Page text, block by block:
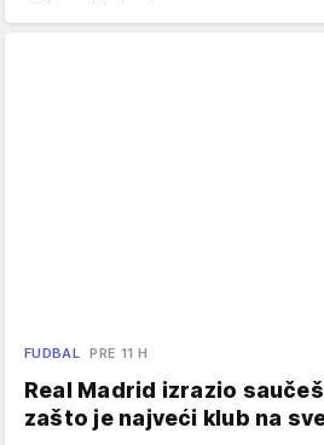
FUDBAL PRE 11 H
Real Madrid izrazio
zašto je najveći klub na